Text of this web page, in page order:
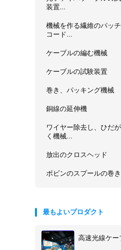
装置...
機械を作る繊維のパッチ
コード...
ケーブルの編む機械
ケーブルの試験装置
巻き、パッキング機械
銅線の延伸機
ワイヤー除去し、ひだ
く機械...
放出のクロスヘッド
ボビンのスプールの巻
最もよいプロダクト
高速光線ケー